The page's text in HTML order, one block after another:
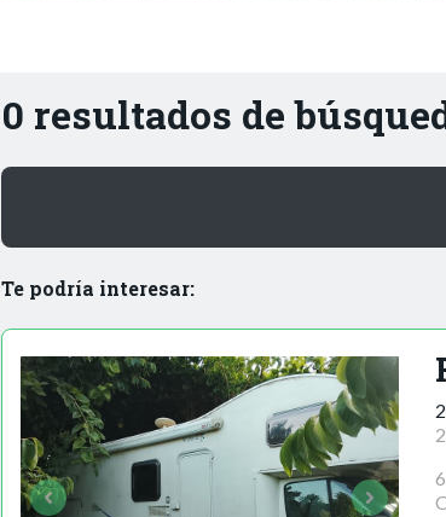
0 resultados de
Te podría interesar: